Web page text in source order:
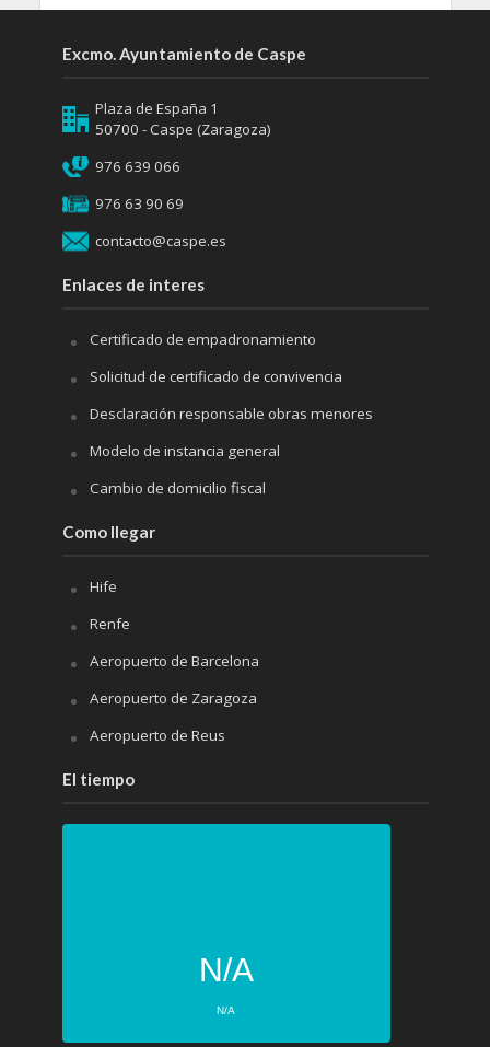
Excmo. Ayuntamiento de Caspe
Plaza de España 1
50700 - Caspe (Zaragoza)
976 639 066
976 63 90 69
contacto@caspe.es
Enlaces de interes
Certificado de empadronamiento
Solicitud de certificado de convivencia
Desclaración responsable obras menores
Modelo de instancia general
Cambio de domicilio fiscal
Como llegar
Hife
Renfe
Aeropuerto de Barcelona
Aeropuerto de Zaragoza
Aeropuerto de Reus
El tiempo
N/A
N/A